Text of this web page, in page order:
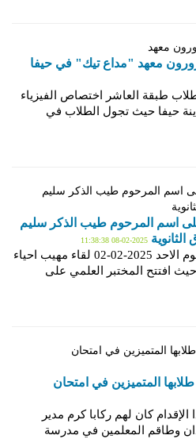
معهد "مداع تيك" في حيفا
اليوم الثلاثاء 2025-02-11 طلاب طبقة العاشر اختصاص الفيزياء
حيفا حيث تجول الطلاب في
اسم المرحوم طيب الذكر سليم
2025-02-08 11:38:38
أقيم في مدرسة آفاق الثانوية يوم الاحد 2025-02-02 لقاء مهيب احياء
افتتح المختبر العلمي على
المتميزين في امتحان
كان لهم ركابا كرم مدير
وطاقم المعلمين في مدرسة